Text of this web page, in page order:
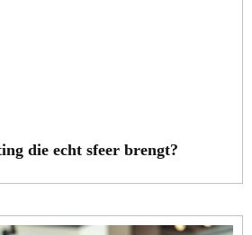
die echt sfeer brengt?